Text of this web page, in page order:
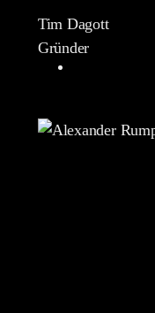
Tim Dagott
Gründer